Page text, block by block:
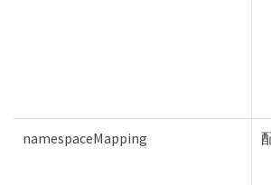
namespaceMapping